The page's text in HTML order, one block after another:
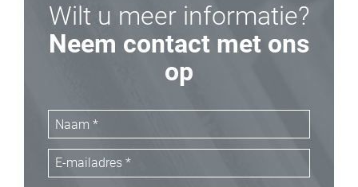
Wilt u meer informatie?
Neem contact met ons
op